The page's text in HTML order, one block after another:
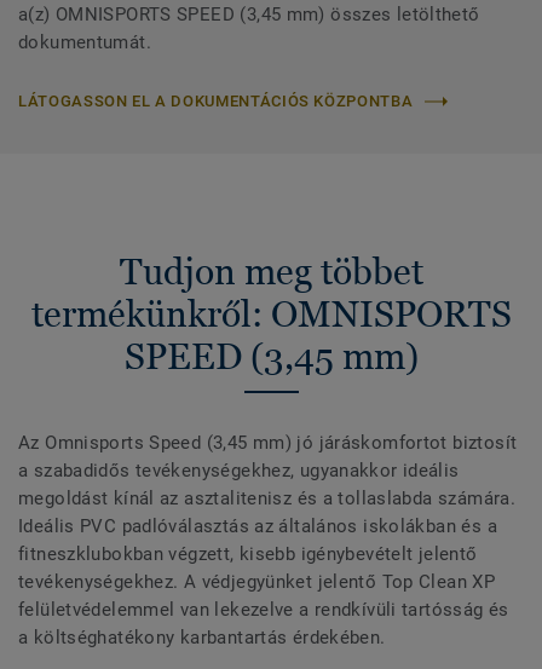
a(z) OMNISPORTS SPEED (3,45 mm) összes letölthető
dokumentumát.
LÁTOGASSON EL A DOKUMENTÁCIÓS KÖZPONTBA
Tudjon meg többet
termékünkről: OMNISPORTS
SPEED (3,45 mm)
Az Omnisports Speed (3,45 mm) jó járáskomfortot biztosít
a szabadidős tevékenységekhez, ugyanakkor ideális
megoldást kínál az asztalitenisz és a tollaslabda számára.
Ideális PVC padlóválasztás az általános iskolákban és a
fitneszklubokban végzett, kisebb igénybevételt jelentő
tevékenységekhez. A védjegyünket jelentő Top Clean XP
felületvédelemmel van lekezelve a rendkívüli tartósság és
a költséghatékony karbantartás érdekében.